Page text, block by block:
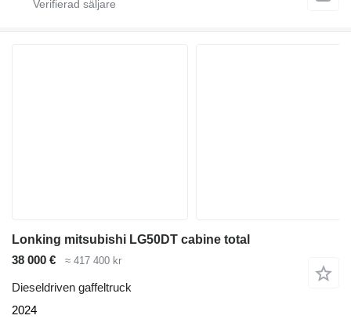
Lonking mitsubishi LG50DT cabine total
38 000 €
≈ 417 400 kr
Dieseldriven gaffeltruck
2024